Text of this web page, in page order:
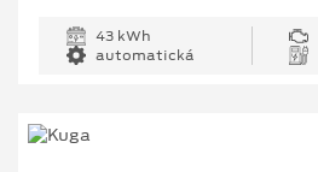
43 kWh
automatická